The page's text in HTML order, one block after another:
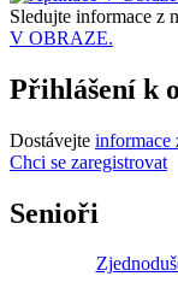
Sledujte informace z
V OBRAZE.
Přihlášení k
Dostávejte informace
Chci se zaregistrovat
Senioři